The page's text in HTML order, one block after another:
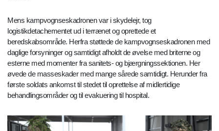
Mens kampvognseskadronen var i skydelejr, tog
logistikdetachementet ud i terrænet og oprettede et
beredskabsområde. Herfra støttede de kampvognseskadronen med
daglige forsyninger og samtidigt afholdt de øvelse med briterne og
esterne med momenter fra sanitets- og bjærgningssektionen. Her
øvede de masseskader med mange sårede samtidigt. Herunder fra
første soldats ankomst til stedet til oprettelse af midlertidige
behandlingsområder og til evakuering til hospital.